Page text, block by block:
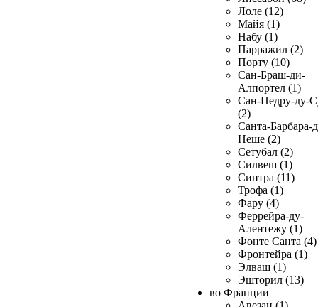
Лоле (12)
Майя (1)
Набу (1)
Парражил (2)
Порту (10)
Сан-Браш-ди-
Алпортел (1)
Сан-Педру-ду-
(2)
Санта-Барбара-
Неше (2)
Сетубал (2)
Силвеш (1)
Синтра (11)
Трофа (1)
Фару (4)
Феррейра-ду-
Алентежу (1)
Фонте Санта (4)
Фронтейра (1)
Элваш (1)
Эшторил (13)
во Франции